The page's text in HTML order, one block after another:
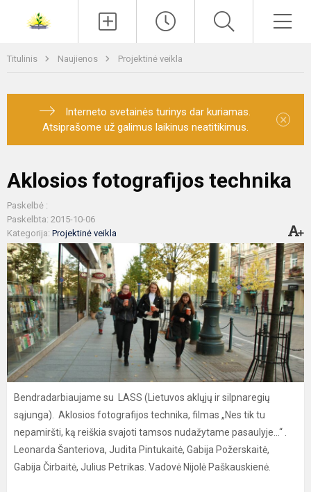
Titulinis Naujienos Projektinė veikla
Interneto svetainės turinys dar kuriamas.
Atsiprašome už galimus laikinus neatitikimus.
×
Aklosios fotografijos technika
Paskelbė :
Paskelbta: 2015-10-06
Kategorija: Projektinė veikla
Bendradarbiaujame su LASS (Lietuvos aklųjų ir silpnaregių
sąjunga). Aklosios fotografijos technika, filmas „Nes tik tu
nepamiršti, ką reiškia svajoti tamsos nudažytame pasaulyje...“ .
Leonarda Šanteriova, Judita Pintukaitė, Gabija Požerskaitė,
Gabija Čirbaitė, Julius Petrikas. Vadovė Nijolė Paškauskienė.